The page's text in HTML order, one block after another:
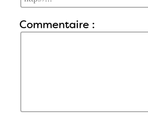
Commentaire :